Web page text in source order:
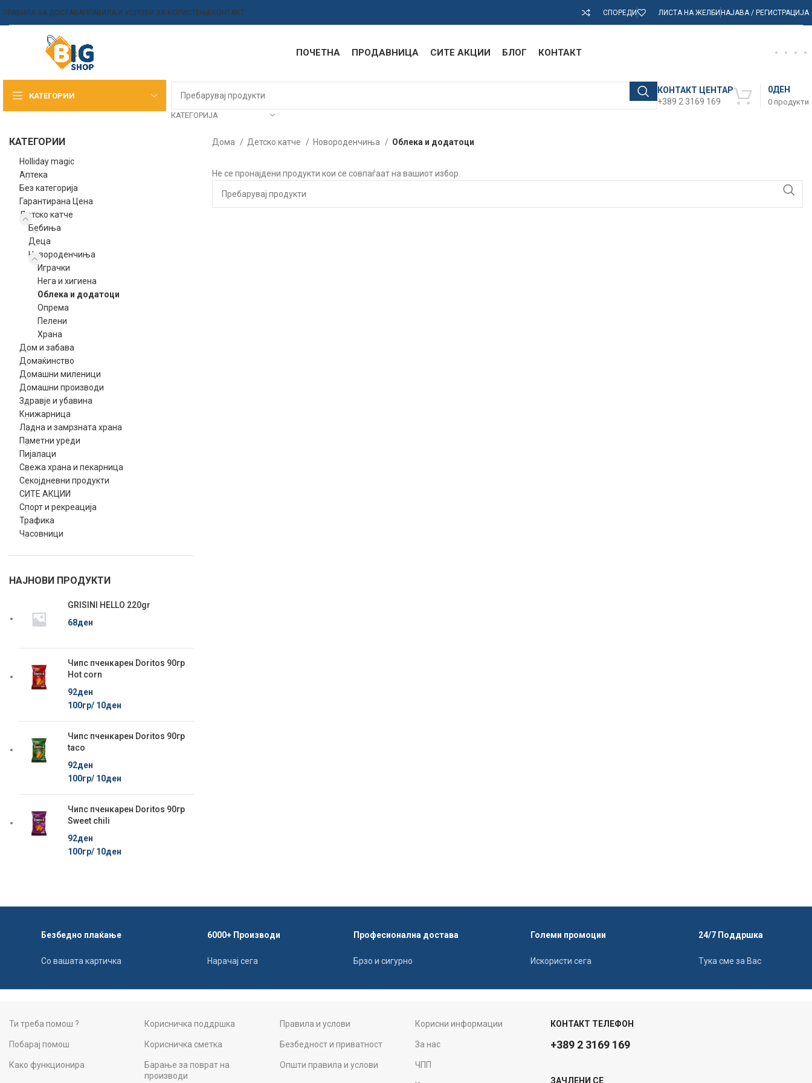
ПРАВИЛА ЗА ДОСТАВАПРАВИЛА И УСЛОВИ ЗА КОРИСТЕЊЕКОНТАКТ СПОРЕДИ ЛИСТА НА ЖЕЛБИНАЈАВА / РЕГИСТРАЦИЈА
ПОЧЕТНА ПРОДАВНИЦА СИТЕ АКЦИИ БЛОГ КОНТАКТ
КАТЕГОРИИ
КАТЕГОРИЈА
КОНТАКТ ЦЕНТАР
+389 2 3169 169
0 продукти
0ДЕН
КАТЕГОРИИ
Holliday magic
Аптека
Без категорија
Гарантирана Цена
Детско катче
Бебиња
Деца
Новороденчиња
Играчки
Нега и хигиена
Облека и додатоци
Опрема
Пелени
Храна
Дом и забава
Домаќинство
Домашни миленици
Домашни производи
Здравје и убавина
Книжарница
Ладна и замрзната храна
Паметни уреди
Пијалаци
Свежа храна и пекарница
Секојдневни продукти
СИТЕ АКЦИИ
Спорт и рекреација
Трафика
Часовници
НАЈНОВИ ПРОДУКТИ
GRISINI HELLO 220gr
68ден
Чипс пченкарен Doritos 90гр
Hot corn
92ден
100гр/ 10ден
Чипс пченкарен Doritos 90гр
taco
92ден
100гр/ 10ден
Чипс пченкарен Doritos 90гр
Sweet chili
92ден
100гр/ 10ден
Дома Детско катче Новороденчиња Облека и додатоци
Не се пронајдени продукти кои се совпаѓаат на вашиот избор.
Безбедно плаќање
Со вашата картичка
6000+ Производи
Нарачај сега
Професионална достава
Брзо и сигурно
Големи промоции
Искористи сега
24/7 Поддршка
Тука сме за Вас
Ти треба помош ?
Побарај помош
Како функционира
Корисничка поддршка
Корисничка сметка
Барање за поврат на
производи
Правила и услови
Безбедност и приватност
Општи правила и услови
Корисни информации
За нас
ЧПП
КОНТАКТ ТЕЛЕФОН
+389 2 3169 169
ЗАЧЛЕНИ СЕ